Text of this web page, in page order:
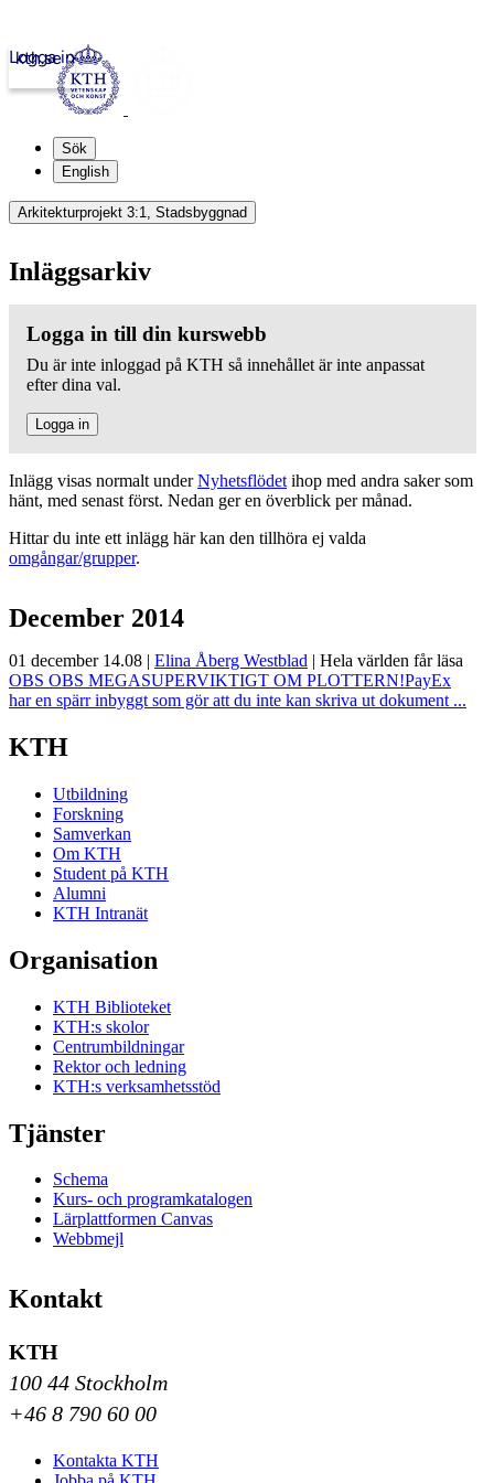
kth.se
Logga in
Sök
English
Arkitekturprojekt 3:1, Stadsbyggnad
Inläggsarkiv
Logga in till din kurswebb
Du är inte inloggad på KTH så innehållet är inte anpassat
efter dina val.
Logga in
Inlägg visas normalt underNyhetsflödet ihop med andra saker som
hänt, med senast först. Nedan ger en överblick per månad.
Hittar du inte ett inlägg här kan den tillhöra ej valda
omgångar/grupper.
December 2014
01 december 14.08 | Elina Åberg Westblad | Hela världen får läsa
OBS OBS MEGASUPERVIKTIGT OM PLOTTERN!PayEx
har en spärr inbyggt som gör att du inte kan skriva ut dokument ...
KTH
Utbildning
Forskning
Samverkan
Om KTH
Student på KTH
Alumni
KTH Intranät
Organisation
KTH Biblioteket
KTH:s skolor
Centrumbildningar
Rektor och ledning
KTH:s verksamhetsstöd
Tjänster
Schema
Kurs- och programkatalogen
Lärplattformen Canvas
Webbmejl
Kontakt
KTH
100 44 Stockholm
+46 8 790 60 00
Kontakta KTH